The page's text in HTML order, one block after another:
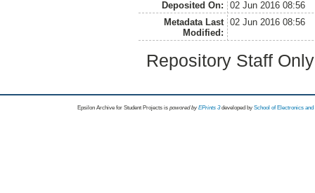
Deposited On:
02 Jun 2016 08:56
Metadata Last
Modified:
02 Jun 2016 08:56
Repository Staff
Epsilon Archive for Student Projects is powored byEPrints 3 developed by School of Electronics